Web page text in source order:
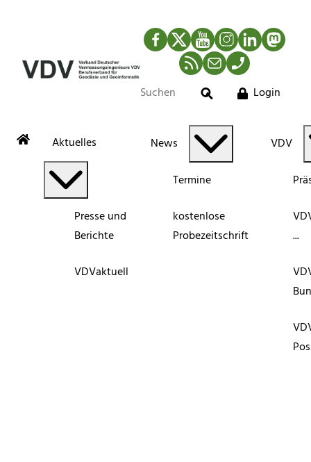
Facebook
TwitterYouTubeInstagram
LinkedIn
RSS-Newsfeed
MailTelefon
Suche
Login
Aktuelles
Presse und
Berichte
VDVaktuell
News
Termine
kostenlose
Probezeitschrift
VDV
...